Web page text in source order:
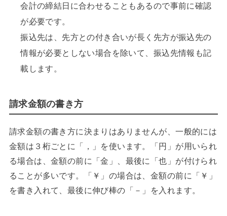
会計の締結日に合わせることもあるので事前に確認
が必要です。
振込先は、先方との付き合いが長く先方が振込先の
情報が必要としない場合を除いて、振込先情報も記
載します。
請求金額の書き方
請求金額の書き方に決まりはありませんが、一般的には
金額は３桁ごとに「，」を使います。「円」が用いられ
る場合は、金額の前に「金」、最後に「也」が付けられ
ることが多いです。「￥」の場合は、金額の前に「￥」
を書き入れて、最後に伸び棒の「－」を入れます。